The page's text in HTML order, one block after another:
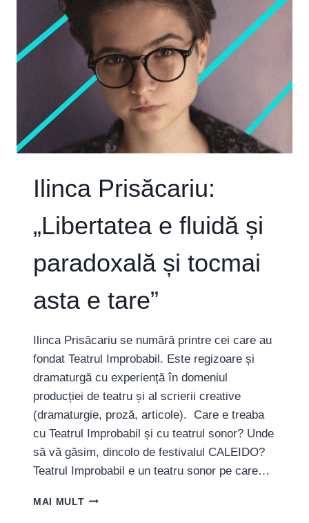
LE
SĂ
SE
ARATE
IMPERFECȚI”
Ilinca Prisăcariu:
„Libertatea e fluidă și
paradoxală și tocmai
asta e tare”
Ilinca Prisăcariu se numără printre cei care au
fondat Teatrul Improbabil. Este regizoare și
dramaturgă cu experiență în domeniul
producției de teatru și al scrierii creative
(dramaturgie, proză, articole). Care e treaba
cu Teatrul Improbabil și cu teatrul sonor? Unde
să vă găsim, dincolo de festivalul CALEIDO?
Teatrul Improbabil e un teatru sonor pe care…
MAI MULTILINCA